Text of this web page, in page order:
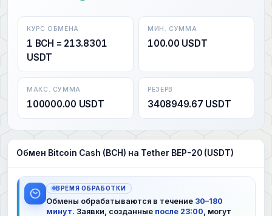
КУРС ОБМЕНА
1 BCH = 213.8301
USDT
МИН. СУММА
100.00 USDT
МАКС. СУММА
100000.00 USDT
РЕЗЕРВ
3408949.67 USDT
Обмен Bitcoin Cash (BCH) на Tether BEP-20 (USDT)
ВРЕМЯ ОБРАБОТКИ
Обмены обрабатываются в течение 30–180
минут. Заявки, созданные после 23:00 , могут